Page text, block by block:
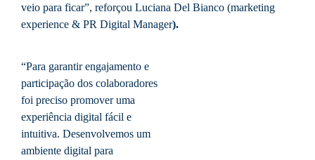
veio para ficar”, reforçou Luciana Del Bianco (marketing
experience & PR Digital Manager).
“Para garantir engajamento e
participação dos colaboradores
foi preciso promover uma
experiência digital fácil e
intuitiva. Desenvolvemos um
ambiente digital para